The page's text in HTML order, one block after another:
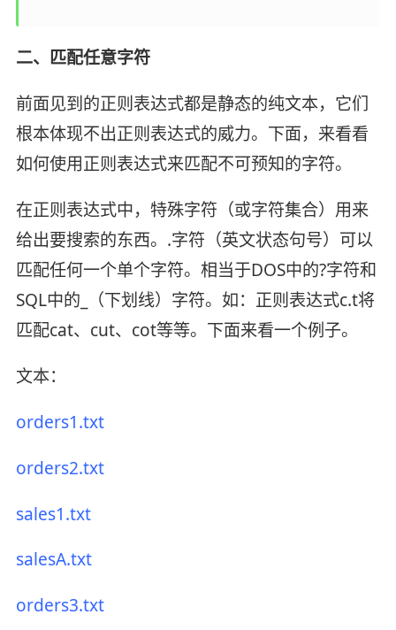
二、匹配任意字符
前面见到的正则表达式都是静态的纯文本，它们
根本体现不出正则表达式的威力。下面，来看看
如何使用正则表达式来匹配不可预知的字符。
在正则表达式中，特殊字符（或字符集合）用来
给出要搜索的东西。.字符（英文状态句号）可以
匹配任何一个单个字符。相当于DOS中的?字符和
SQL中的_（下划线）字符。如：正则表达式c.t将
匹配cat、cut、cot等等。下面来看一个例子。
文本：
orders1.txt
orders2.txt
sales1.txt
salesA.txt
orders3.txt